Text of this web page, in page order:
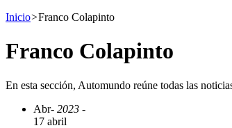
Inicio>Franco Colapinto
Franco Colapinto
En esta sección, Automundo reúne todas las
Abr- 2023 -
17 abril